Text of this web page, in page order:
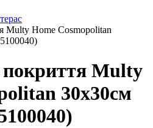
Multy Home Cosmopolitan
покриття Multy
30х30см